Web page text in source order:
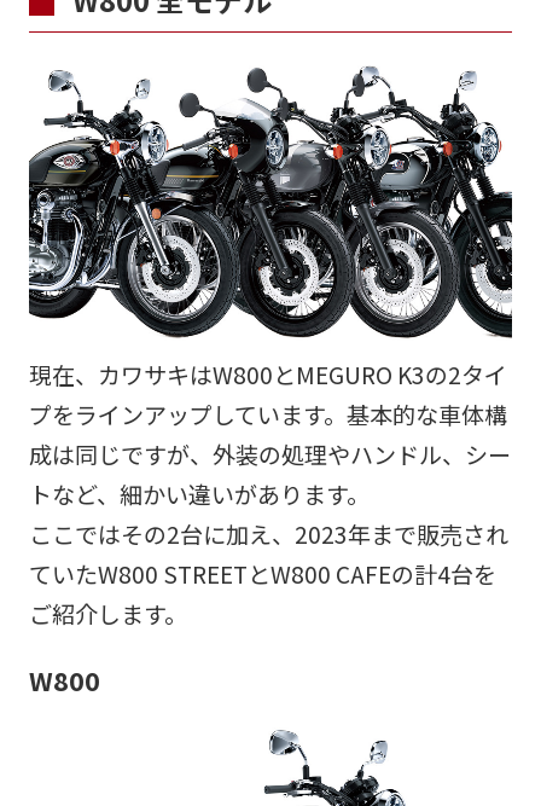
現在、カワサキはW800とMEGURO K3の2タイ
プをラインアップしています。基本的な車体構
成は同じですが、外装の処理やハンドル、シー
トなど、細かい違いがあります。
ここではその2台に加え、2023年まで販売され
ていたW800 STREETとW800 CAFEの計4台を
ご紹介します。
W800